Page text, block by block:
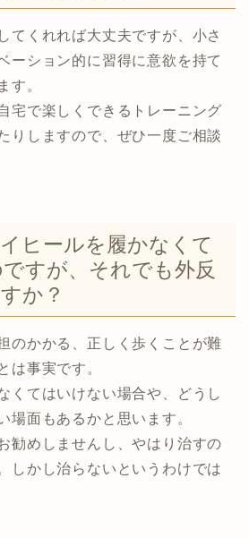
てくれれば大丈夫ですが、小さ
ーション的に習得に意欲を持て
す。
宅で楽しくできるトレーニング
りしますので、ぜひ一度ご相談
ヒールを履かなくて
すが、それでも外反
か？
のかかる、正しく歩くことが難
は事実です。
くてはいけない場合や、どうし
場面もあるかと思います。
勧めしませんし、やはり治すの
しかし治らないというわけでは